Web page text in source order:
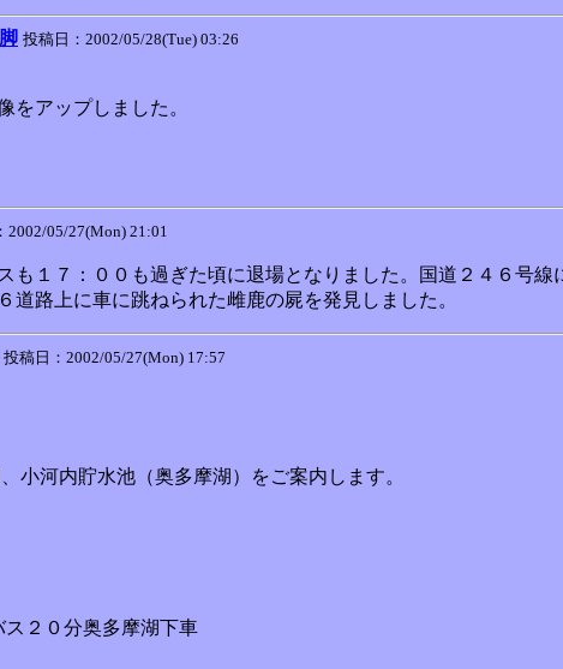
投稿日：2002/05/28(Tue) 03:26
をアップしました。
2002/05/27(Mon) 21:01
も１７：００も過ぎた頃に退場となりました。国道２４６号
路上に車に跳ねられた雌鹿の屍を発見しました。
投稿日：2002/05/27(Mon) 17:57
河内貯水池（奥多摩湖）をご案内します。
０分奥多摩湖下車